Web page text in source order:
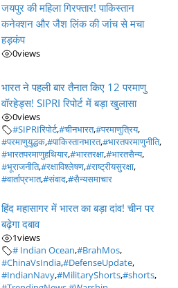
जयपुर की महिला गिरफ्तार! पाकिस्तान
कनेक्शन और जैश लिंक की जांच से मचा
हड़कंप
0views
भारत ने पहली बार तैनात किए 12 परमाणु
वॉरहेड्स! SIPRI रिपोर्ट में बड़ा खुलासा
0views
#SIPRIरिपोर्ट,#चीनभारत,#परमाणुत्रिय,
#परमाणुयुद्धक,#पाकिस्तानभारत,#भारतपरमाणुनीति,
#भारतपरमाणुहथियार,#भारतरक्षा,#भारतसैन्य,
#भूराजनीति,#रक्षाविश्लेषण,#राष्ट्रीयसुरक्षा,
#वार्ताप्रभात,#संवाद,#सैन्यसमाचार
हिंद महासागर में भारत का बड़ा दांव! चीन पर
बढ़ेगा दबाव
1views
# Indian Ocean,#BrahMos,
#ChinaVsIndia,#DefenseUpdate,
#IndianNavy,#MilitaryShorts,#shorts,